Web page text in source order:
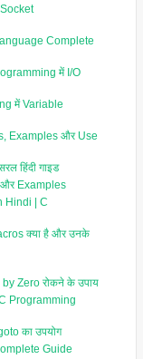
Complete
में I/O
में Variable
Examples और Use
हिंदी गाइड
Examples
Hindi | C
क्या है और उनके
Zero रोकने के उपाय
Programming
का उपयोग
Guide